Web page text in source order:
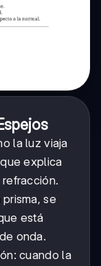
la luz viaja
explica
se
está
onda.
cuando la